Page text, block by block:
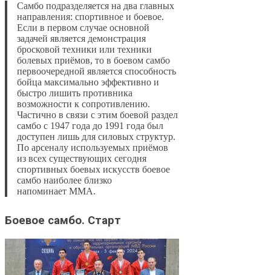
Самбо подразделяется на два главных
направления: спортивное и боевое.
Если в первом случае основной
задачей является демонстрация
бросковой техники или техники
болевых приёмов, то в боевом самбо
первоочередной является способность
бойца максимально эффективно и
быстро лишить противника
возможности к сопротивлению.
Частично в связи с этим боевой раздел
самбо с 1947 года до 1991 года был
доступен лишь для силовых структур.
По арсеналу используемых приёмов
из всех существующих сегодня
спортивных боевых искусств боевое
самбо наиболее близко
напоминает ММА.
Боевое самбо. Старт